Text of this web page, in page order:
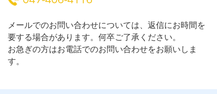
メールでのお問い合わせについては、返信にお時間を
要する場合があります。何卒ご了承ください。
お急ぎの方はお電話でのお問い合わせをお願いしま
す。